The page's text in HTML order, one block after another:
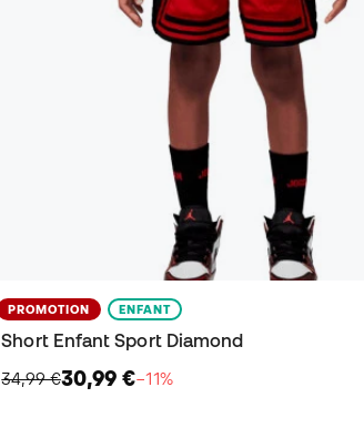
PROMOTION ENFANT
Short Enfant Sport Diamond
34,99 €30,99 €−11%